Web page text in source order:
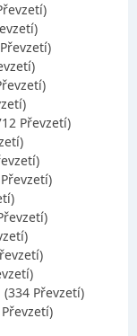
Převzetí)
(334 Převzetí)